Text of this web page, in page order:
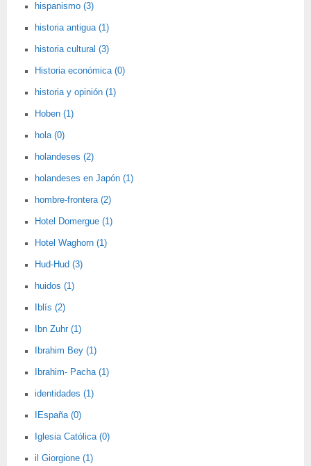
hispanismo (3)
historia antigua (1)
historia cultural (3)
Historia económica (0)
historia y opinión (1)
Hoben (1)
hola (0)
holandeses (2)
holandeses en Japón (1)
hombre-frontera (2)
Hotel Domergue (1)
Hotel Waghorn (1)
Hud-Hud (3)
huidos (1)
Iblís (2)
Ibn Zuhr (1)
Ibrahim Bey (1)
Ibrahim- Pacha (1)
identidades (1)
IEspaña (0)
Iglesia Católica (0)
il Giorgione (1)